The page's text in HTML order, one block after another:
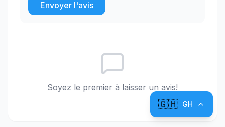
Envoyer l'avis
Soyez le premier à laisser un avis!
🇬🇭 GH